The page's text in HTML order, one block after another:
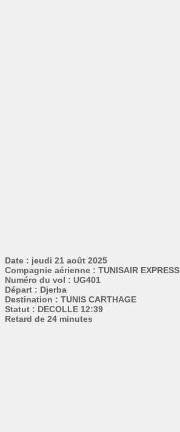
Date : jeudi 21 août 2025
Compagnie aérienne : TUNISAIR EXPRESS
Numéro du vol : UG401
Départ : Djerba
Destination : TUNIS CARTHAGE
Statut : DECOLLE 12:39
Retard de 24 minutes